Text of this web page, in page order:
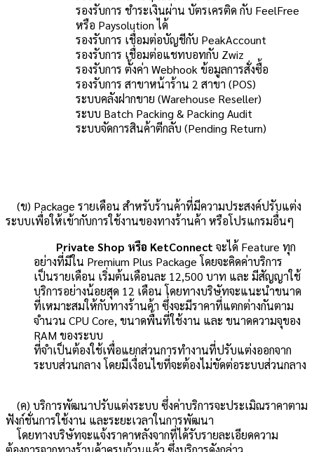
รองรับการ ชำระเงินผ่าน บัตรเครติด กับ FeelFree
หรือ Paysolution ได้
รองรับการ เชื่อมต่อบัญชีกับ PeakAccount
รองรับการ เชื่อมต่อแชทบอทกับ Zwiz
รองรับการ ตั้งค่า Webhook ข้อมูลการสั่งซื้อ
รองรับการ สาขาหน้าร้าน 2 สาขา (POS)
ระบบคลังฝากขาย (Warehouse Reseller)
ระบบ Batch Packing & Packing Audit
ระบบจัดการสินค้าตีกลับ (Pending Return)
(ข) Package รายเดือน สำหรับร้านค้าที่มีความประสงค์ปรับแต่ง
ระบบเพื่อให้เข้ากับการใช้งานของทางร้านค้า หรือโปรแกรมอื่นๆ
Private Shop หรือ KetConnect จะได้ Feature ทุก
อย่างที่มีใน Premium Plus Package โดยจะคิดค่าบริการ
เป็นรายเดือน เริ่มต้นเดือนละ 12,500 บาท และ มีสัญญาใช้
บริการอย่างน้อยสุด 12 เดือน โดยทางบริษัทจะแนะนำขนาด
ที่เหมาะสมให้กับทางร้านค้า ซึ่งจะมีราคาที่แตกต่างกันตาม
จำนวน CPU Core, ขนาดพื้นที่ใช้งาน และ ขนาดความจุของ
RAM ของระบบ
ที่จำเป็นต้องใช้เพื่อแยกส่วนการทำงานที่ปรับแต่งออกจาก
ระบบส่วนกลาง โดยมีเงื่อนไขที่จะต้องไม่ขัดต่อระบบส่วนกลาง
(ค) บริการพัฒนาปรับแต่งระบบ ซึ่งค่าบริการจะประเมิณราคาตาม
ฟังก์ชั่นการใช้งาน และระยะเวลาในการพัฒนา
โดยทางบริษัทจะแจ้งราคาหลังจากที่ได้รับรายละเอียดความ